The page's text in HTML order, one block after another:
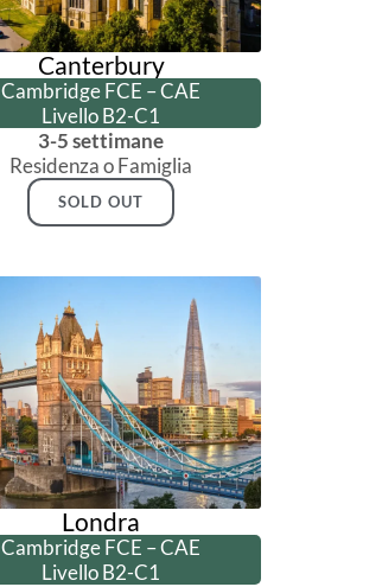
Canterbury
Cambridge FCE – CAE
Livello B2-C1
3-5 settimane
Residenza o Famiglia
SOLD OUT
Londra
Cambridge FCE – CAE
Livello B2-C1